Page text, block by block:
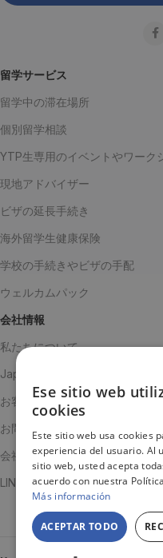
留学サービス
留学中の滞在場所
個別留学相談
YTP生専用のイベントやワーク
現地アドバイザー
ビザの延長手続き
海外留学生健康保険
学校の手続きやビザの手配
ウェルカムパック
会社情報
私たちについて
Japanチーム
お客様の声
お問い合わせ
会社概要
LINE公式アカウント
Ese sitio web
cookies
Este sitio web usa cookies
experiencia del usuario. Al
sitio web, usted acepta
acuerdo con nuestra
Más información
ACEPTAR TODO